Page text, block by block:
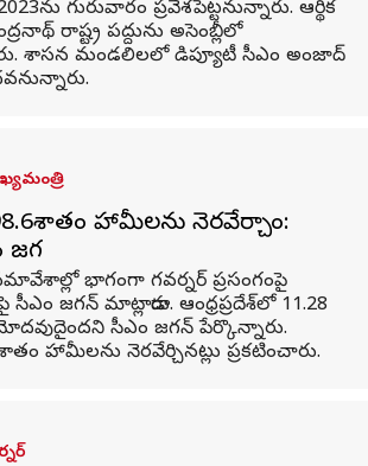
గురువారం ప్రవేశపెట్టనున్నారు. ఆర్థిక
రాష్ట్ర పద్దును అసెంబ్లీలో
శాసన మండలిలలో డిప్యూటీ సీఎం అంజాద్
హామీలను నెరవేర్చాం:
సమావేశాల్లో భాగంగా గవర్నర్ ప్రసంగంపై
జగన్ మాట్లాడారు. ఆంధ్రప్రదేశ్‌లో 11.28
సీఎం జగన్ పేర్కొన్నారు.
హామీలను నెరవేర్చినట్లు ప్రకటించారు.